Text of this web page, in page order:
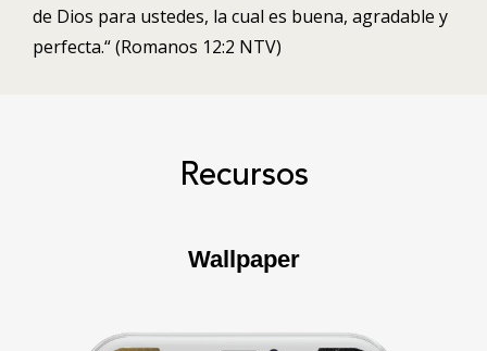
de Dios para ustedes, la cual es buena, agradable y
perfecta.“(Romanos 12:2 NTV)
Recursos
Wallpaper